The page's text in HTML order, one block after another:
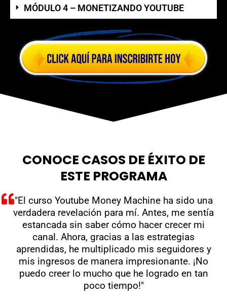
MÓDULO 4 – MONETIZANDO YOUTUBE
CONOCE CASOS DE ÉXITO DE
ESTE PROGRAMA
"El curso Youtube Money Machine ha sido una
verdadera revelación para mí. Antes, me sentía
estancada sin saber cómo hacer crecer mi
canal. Ahora, gracias a las estrategias
aprendidas, he multiplicado mis seguidores y
mis ingresos de manera impresionante. ¡No
puedo creer lo mucho que he logrado en tan
poco tiempo!"